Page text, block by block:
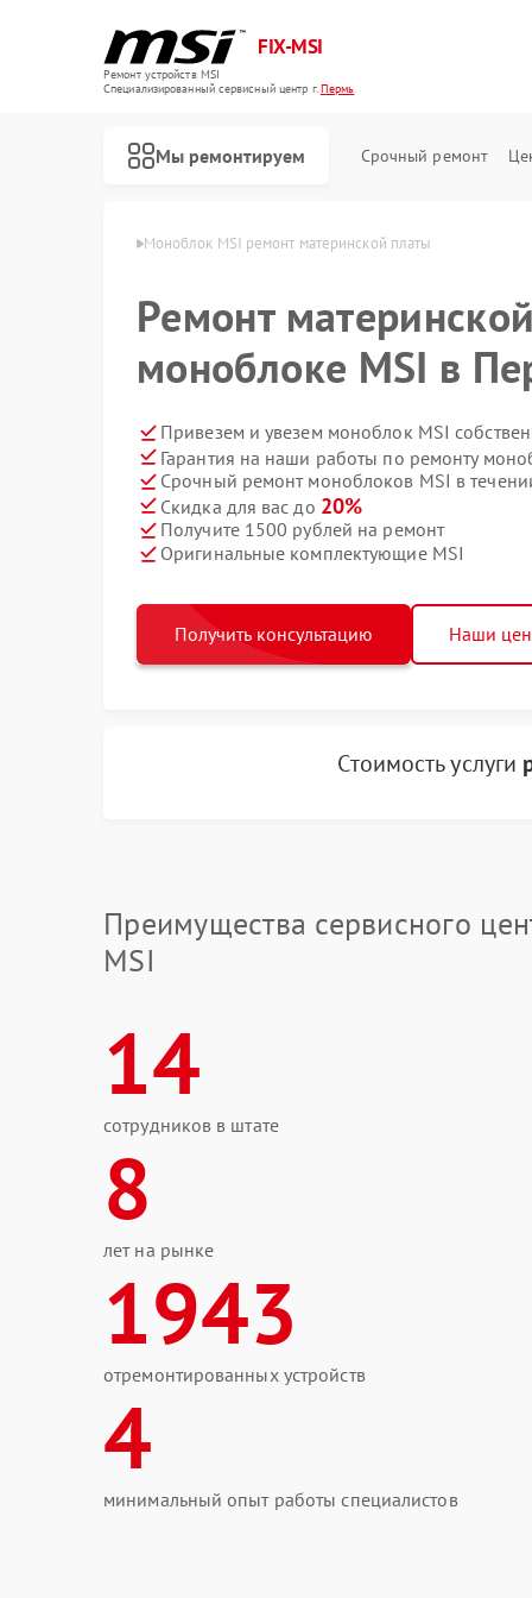
FIX-MSI
Ремонт устройств MSI
Специализированный cервисный центр г.Пермь
Мы ремонтируем Срочный ремонт
Моноблок MSI ремонт материнской платы
Ремонт
моноблоке MSI в
Привезем и увезем моноблок MSI
Гарантия на наши работы по ремонту
Срочный ремонт моноблоков MSI в
Скидка для вас до 20%
Получите 1500 рублей на ремонт
Оригинальные комплектующие MSI
Получить консультацию Наши
Стоимость услуги
Преимущества сервисного
MSI
14
сотрудников в штате
8
лет на рынке
1943
отремонтированных устройств
4
минимальный опыт работы специалистов